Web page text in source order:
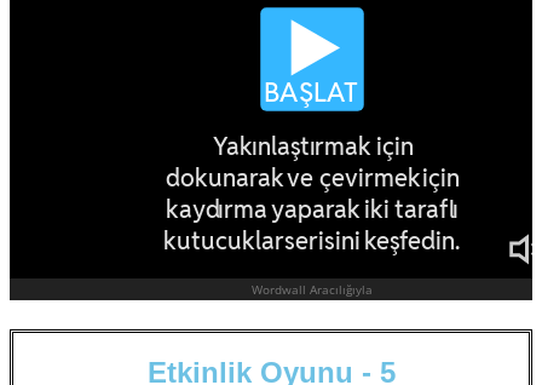
Etkinlik Oyunu - 5